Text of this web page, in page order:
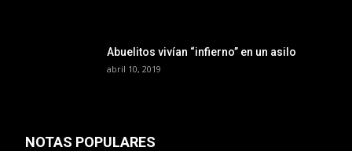
Abuelitos vivían “infierno” en un asilo
abril 10, 2019
NOTAS POPULARES